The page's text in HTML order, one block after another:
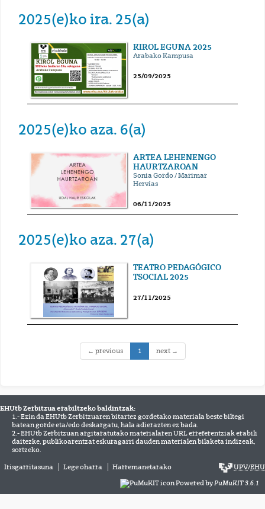
2025(e)ko ira. 25(a)
KIROL EGUNA 2025
Arabako Kampusa
25/09/2025
2025(e)ko aza. 6(a)
ARTEA LEHENENGO
HAURTZAROAN
Sonia Gordo / Marimar
Hervías
06/11/2025
2025(e)ko aza. 27(a)
TEATRO PEDAGÓGICO
TSOCIAL 2025
27/11/2025
← previous 1(current)
next →
EHUtb Zerbitzua erabiltzeko baldintzak:
1.- Ezin da EHUtb Zerbitzuaren bitartez gordetako materiala beste biltegi
batean gorde eta/edo deskargatu, hala adierazten ez bada.
2.- EHUtb Zerbitzuan argitaratutako materialaren URL erreferentziak erabili
daitezke, publikoarentzat eskuragarri dauden materialen bilaketa indizeak,
sortzeko.
Irisgarritasuna Lege oharra Harremanetarako UPV/EHU
Powered byPuMuKIT 3.6.1